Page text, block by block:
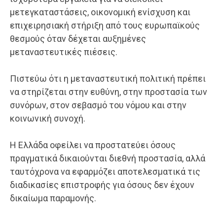
μετεγκαταστάσεις, οικονομική ενίσχυση και
επιχειρησιακή στήριξη από τους ευρωπαϊκούς
θεσμούς όταν δέχεται αυξημένες
μεταναστευτικές πιέσεις.
Πιστεύω ότι η μεταναστευτική πολιτική πρέπει
να στηρίζεται στην ευθύνη, στην προστασία των
συνόρων, στον σεβασμό του νόμου και στην
κοινωνική συνοχή.
Η Ελλάδα οφείλει να προστατεύει όσους
πραγματικά δικαιούνται διεθνή προστασία, αλλά
ταυτόχρονα να εφαρμόζει αποτελεσματικά τις
διαδικασίες επιστροφής για όσους δεν έχουν
δικαίωμα παραμονής.